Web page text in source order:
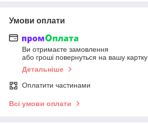
Умови оплати
Ви отримаєте замовлення
або гроші повернуться на вашу картку
Детальніше
Оплатити частинами
Всі умови оплати